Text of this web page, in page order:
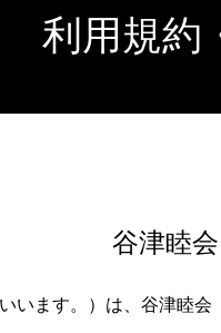
利用規約
谷津睦
います。）は、谷津睦